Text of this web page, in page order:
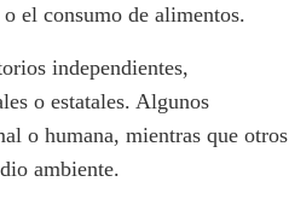
el consumo de alimentos.
independientes,
o estatales. Algunos
o humana, mientras que otros
ambiente.